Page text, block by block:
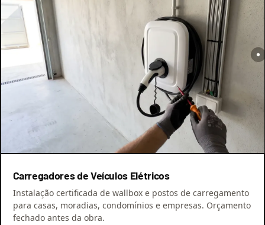
Carregadores de Veículos Elétricos
Instalação certificada de wallbox e postos de carregamento
para casas, moradias, condomínios e empresas. Orçamento
fechado antes da obra.